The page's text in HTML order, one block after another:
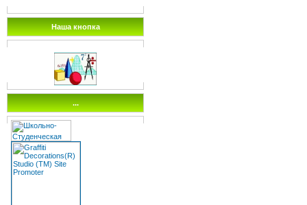
Наша кнопка
...